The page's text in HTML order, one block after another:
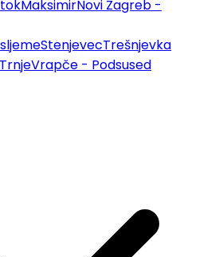
MaksimirNovi Zagreb -
StenjevecTrešnjevka
TrnjeVrapče - Podsused